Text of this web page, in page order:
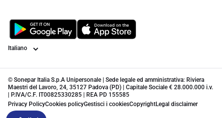
Lingua
© Sonepar Italia S.p.A Unipersonale | Sede legale ed amministrativa: Riviera
Maestri del Lavoro, 24, 35127 Padova (PD) | Capitale Sociale € 28.000.000 i.v.
| P.IVA/C.F. IT00825330285 | REA PD 155585
Privacy PolicyCookies policyGestisci i cookiesCopyrightLegal disclaimer